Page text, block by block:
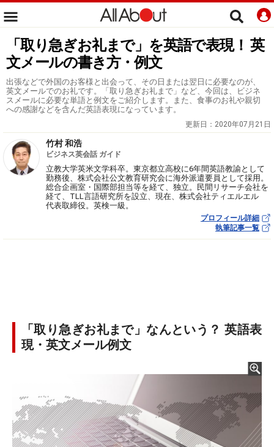
「取り急ぎお礼まで」を英語で表現！ 英
文メールの書き方・例文
出張などで外国のお客様と出会って、その日または翌日に必要なのが、
英文メールでのお礼です。「取り急ぎお礼まで」など、今回は、ビジネ
スメールに必要な単語と例文をご紹介します。また、食事のお礼や親切
への感謝などを含んだ英語表現になっています。
更新日： 2020年07月21日
竹村 和浩
ビジネス英会話 ガイド
立教大学英米文学科卒。東京都立高校に6年間英語教諭として
勤務後、株式会社公文教育研究会に海外派遣要員として採用。
総合企画室・国際部担当等を経て、独立。民間リサーチ会社を
経て、TLL言語研究所を設立、現在、株式会社ティエルエル
代表取締役。英検一級。
プロフィール詳細
執筆記事一覧
「取り急ぎお礼まで」なんという？ 英語表
現・英文メール例文